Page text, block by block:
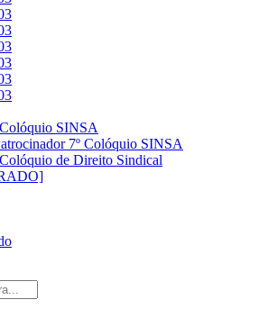
SINSA
7º Colóquio SINSA
de Direito Sindical